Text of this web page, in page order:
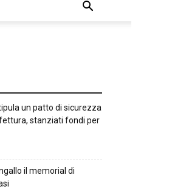
un patto di sicurezza
stanziati fondi per
il memorial di